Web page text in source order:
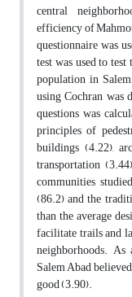
central
efficiency of
questionnaire was
test was used to
population in
using Cochran
questions was
principles of
buildings (4.22),
transportation
communities
(86.2) and the
than the average
facilitate trails and
neighborhoods.
Salem Abad
good (3.90).